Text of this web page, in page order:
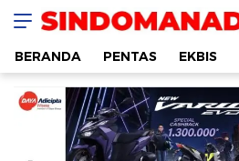
SINDOMANADO
Informatif dan Edukatif
BERANDA PENTAS EKBIS